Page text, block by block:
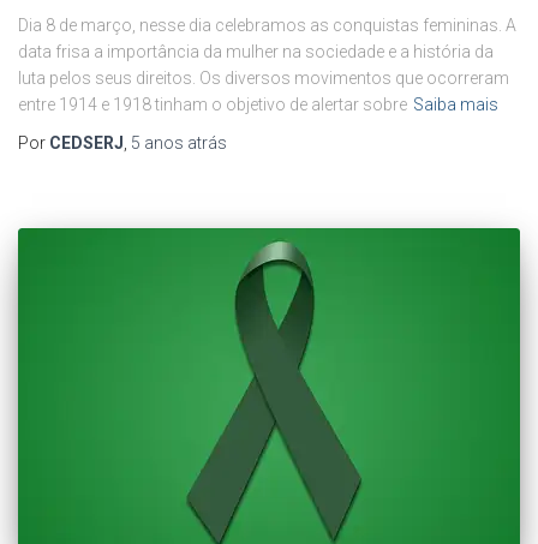
Dia 8 de março, nesse dia celebramos as conquistas femininas. A
data frisa a importância da mulher na sociedade e a história da
luta pelos seus direitos. Os diversos movimentos que ocorreram
entre 1914 e 1918 tinham o objetivo de alertar sobre Saiba mais
Por CEDSERJ 5 anos atrás